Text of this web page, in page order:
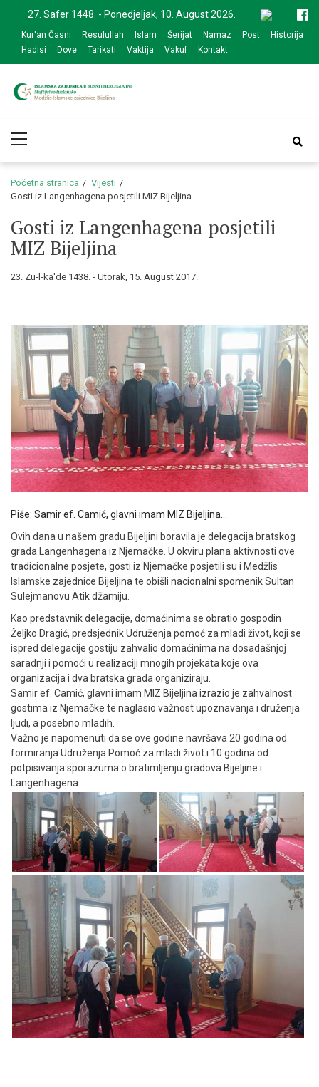
navigation
content
27. Safer 1448. - Ponedjeljak, 10. August 2026.
Kur'an Časni Resulullah Islam Šerijat Namaz Post
Historija
Hadisi
Dove Tarikati Vaktija Vakuf Kontakt
zajednice Bijeljina
Menu
Početna stranica
Vijesti
Gosti iz Langenhagena posjetili MIZ Bijeljina
Gosti iz Langenhagena posjetili
MIZ Bijeljina
23. Zu-l-ka'de 1438. - Utorak, 15. August 2017.
Piše: Samir ef. Camić, glavni imam MIZ Bijeljina…
Ovih dana u našem gradu Bijeljini boravila je delegacija bratskog
grada Langenhagena iz Njemačke. U okviru plana aktivnosti ove
tradicionalne posjete, gosti iz Njemačke posjetili su i Medžlis
Islamske zajednice Bijeljina te obišli nacionalni spomenik Sultan
Sulejmanovu Atik džamiju.
Kao predstavnik delegacije, domaćinima se obratio gospodin
Željko Dragić, predsjednik Udruženja pomoć za mladi život, koji se
ispred delegacije gostiju zahvalio domaćinima na dosadašnjoj
saradnji i pomoći u realizaciji mnogih projekata koje ova
organizacija i dva bratska grada organiziraju.
Samir ef. Camić, glavni imam MIZ Bijeljina izrazio je zahvalnost
gostima iz Njemačke te naglasio važnost upoznavanja i druženja
ljudi, a posebno mladih.
Važno je napomenuti da se ove godine navršava 20 godina od
formiranja Udruženja Pomoć za mladi život i 10 godina od
potpisivanja sporazuma o bratimljenju gradova Bijeljine i
Langenhagena.